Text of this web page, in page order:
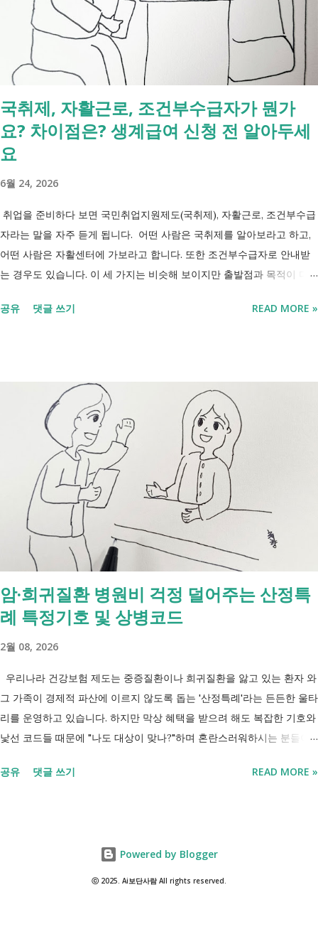
간 긴급돌봄 확대 확대 추진 장애인 공공일자리 지속 확대 계속 추진 ※
업무계획에 담긴 내용으로, 법 개정과 예산 반영 등을 거쳐 시행될 예정
입니다. 부모와 함께 살아도 장애인연금을 받을 수 있을까요? 이번 보건
복지부 업무계획이 발표된 뒤 많은 분들이 질문하셨습니다. "부모와 같이
살면 장애인연금을 받을 수 없나요?" "혼자 살아야만 받을 수 있는 건가
요?" 결론부터 말씀드리면 부모와 함께 거주한다는 이유만으로 장애인연
금을 받을 수 없는 것은 아닙니다. 많은 분들이 이번 업무계획에 포함된
'중증장애인 생계급여 부양의무자 기준 폐지' 와 장애인연금 을 같은 제도
연금 생계급여 목적 장애로 인한 ...
국취제, 자활근로, 조건부수급자가 뭔가
요? 차이점은? 생계급여 신청 전 알아두세
요
6월 24, 2026
취업을 준비하다 보면 국민취업지원제도(국취제), 자활근로, 조건부수급
자라는 말을 자주 듣게 됩니다. 어떤 사람은 국취제를 알아보라고 하고,
어떤 사람은 자활센터에 가보라고 합니다. 또한 조건부수급자로 안내받
는 경우도 있습니다. 이 세 가지는 비슷해 보이지만 출발점과 목적이 다
것조차 포기하고 싶어집니다. 그래서 포기하지 않길 바라는 마음에 쉽게
눈에 비교해 보세요 구분 국민취업지원제도 자활근로 조건부수급자 운영
고용노동부 보건복지부·지자체 보건복지부·지자체 대상 취업을 원하는
저소득층, 청년, 중장년 수급자 및 차상위계층 근로능력이 있는 생계급여
수급자 목적 취업 지원 자립 준비 수급 유지 조건 관리 지원 상담, 훈련,
수당 자활사업 참여, 자활급여 자활사업 또는 취업지원 참여 참여 여부
신청 상황에 따라 참여 사실상 의무 즉, 국민취업제도 는 취업을 준비하
는 사람을 돕는 제도입니다. 자활근로 는 일한 기회를 제공하면서 자립을
지원하는 제도입니다. 조건부수급자 는 하나의 제도라기보다 생계급여를
받는 과정에서 일정한 참여 의무가 있는 상태를 말합니다. [조건부과 생
계급여 바로가기] - [2026 최신] 근로능력 있어도 생계급여 받는 법? 조
건부과유예·제시유예 취업을 준비하는 청년이라면? 국민취업지원제도 A
씨는 29세입니다. 현재 직장이 없고 취업을 준비하고 있습니다. 생활이
들이 가장 먼저 알아보는 것이 국민취업지원제도 입니다. 고용센터를 통
해 취업 상담을 받고, 직업훈련에 참여하고, 요건에 따라 구직촉진수당을
받을 수도 있기 때문입니다. 중요한 점은 실제 목표가 취업이라는 ...
공유 댓글 쓰기 READ MORE »
암·희귀질환 병원비 걱정 덜어주는 산정특
례 특정기호 및 상병코드
2월 08, 2026
우리나라 건강보험 제도는 중증질환이나 희귀질환을 앓고 있는 환자 와
그 가족이 경제적 파산에 이르지 않도록 돕는 '산정특례'라는 든든한 울타
리를 운영하고 있습니다. 하지만 막상 혜택을 받으려 해도 복잡한 기호와
낯선 코드들 때문에 "나도 대상이 맞나?"하며 혼란스러워하시는 분들이
닙니다. 여러분의 병원비를 90%에서 최대 95%까지 국가가 대신 부담해
건복지부 고시 개정에 따라 추가되거나 변경될 수 있습니다. 이번 글은
2026년 기준 최신 산정특례 특정기호(V코드)를 반영해 정리 했습니다. 다
공유 댓글 쓰기 READ MORE »
Powered by Blogger
ⓒ 2025. Ai보단사람 All rights reserved.